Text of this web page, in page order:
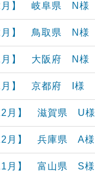
2月】 岐阜県 N様
2月】 鳥取県 N様
1月】 大阪府 N様
1月】 京都府 I様
12月】 滋賀県 U様
12月】 兵庫県 A様
11月】 富山県 S様